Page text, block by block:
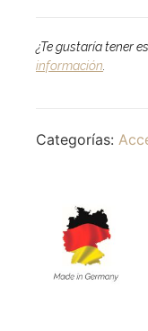
¿Te gustaría tener
información
Categorías: